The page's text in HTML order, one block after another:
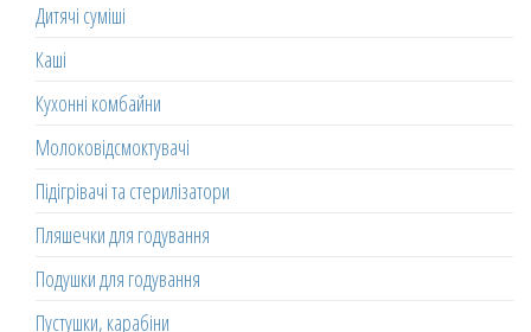
Дитячі суміші
Каші
Кухонні комбайни
Молоковідсмоктувачі
Підігрівачі та стерилізатори
Пляшечки для годування
Подушки для годування
Пустушки, карабіни